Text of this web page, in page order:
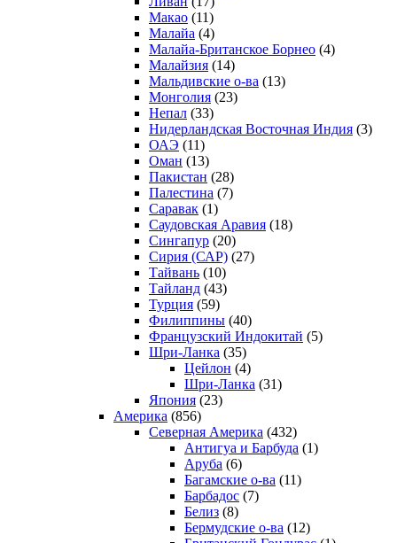
Макао (11)
Малайа (4)
Малайа-Британское Борнео (4)
Малайзия (14)
Мальдивские о-ва (13)
Монголия (23)
Непал (33)
Нидерландская Восточная Индия (3)
ОАЭ (11)
Оман (13)
Пакистан (28)
Палестина (7)
Саравак (1)
Саудовская Аравия (18)
Сингапур (20)
Сирия (САР) (27)
Тайвань (10)
Тайланд (43)
Турция (59)
Филиппины (40)
Французский Индокитай (5)
Шри-Ланка (35)
Цейлон (4)
Шри-Ланка (31)
Япония (23)
Америка (856)
Северная Америка (432)
Антигуа и Барбуда (1)
Аруба (6)
Багамские о-ва (11)
Барбадос (7)
Белиз (8)
Бермудские о-ва (12)